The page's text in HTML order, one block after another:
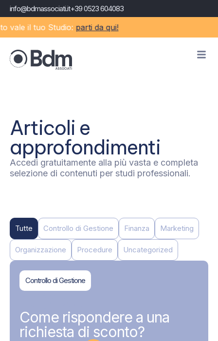
info@bdmassociati.it+39 0523 604083
vale il tuo Studio:parti da qui!
Articoli e
approfondimenti
Accedi gratuitamente alla più vasta e completa
selezione di contenuti per studi professionali.
Controllo di Gestione Finanza Marketing
Organizzazione Procedure Uncategorized
Tutte
Controllo di Gestione
Come rispondere a una
richiesta di sconto?